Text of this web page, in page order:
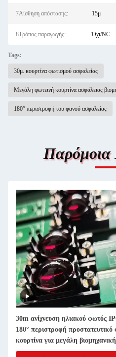
7Αίσθηση απόστασης: 15μ
8Τρόπος παραγωγής: Όχι/NC
Tags:
30μ. κουρτίνα φωτισμού ασφαλείας
Μεγάλη φωτεινή κουρτίνα ασφάλειας
180° περιστροφή του φανού ασφαλείας
Παρόμοια
30m ανίχνευση ηλιακού φωτός
180° περιστροφή προστατευτικό
κουρτίνα για μεγάλη βιομηχανική
πόρτα